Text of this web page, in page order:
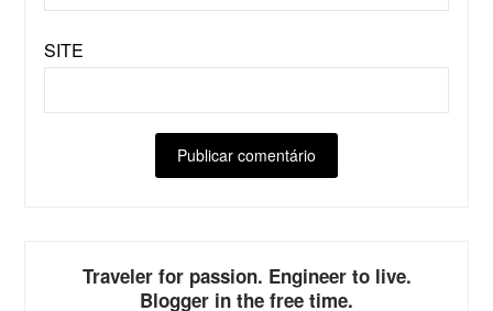
SITE
Traveler for passion. Engineer to live.
Blogger in the free time.